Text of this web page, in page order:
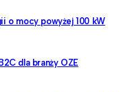
o mocy powyżej 100 kW
dla branży OZE